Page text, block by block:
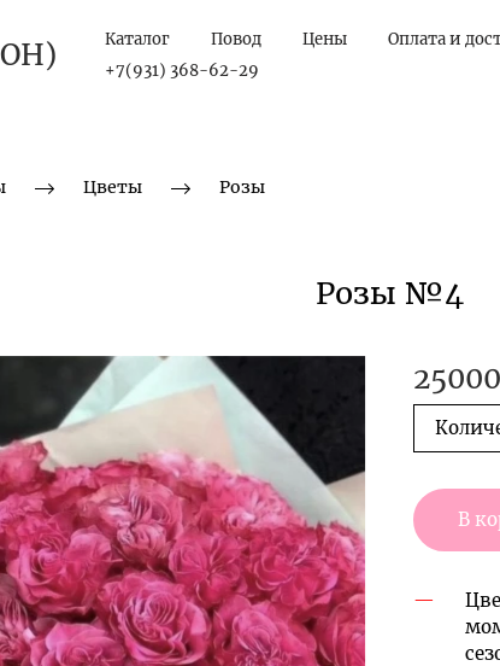
Каталог Повод Цены Оплата и
+7(931) 368-62-29
Цветы Розы
Розы №4
В